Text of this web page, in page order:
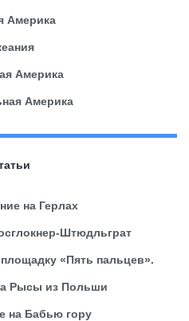
Америка
Америка
Америка
на Герлах
Штюдльграт
«Пять пальцев».
Рысы из Польши
на Бабью гору